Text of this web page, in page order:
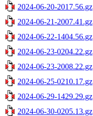
2024-06-20-2017.56.gz
2024-06-21-2007.41.gz
2024-06-22-1404.56.gz
2024-06-23-0204.22.gz
2024-06-23-2008.22.gz
2024-06-25-0210.17.gz
2024-06-29-1429.29.gz
2024-06-30-0205.13.gz